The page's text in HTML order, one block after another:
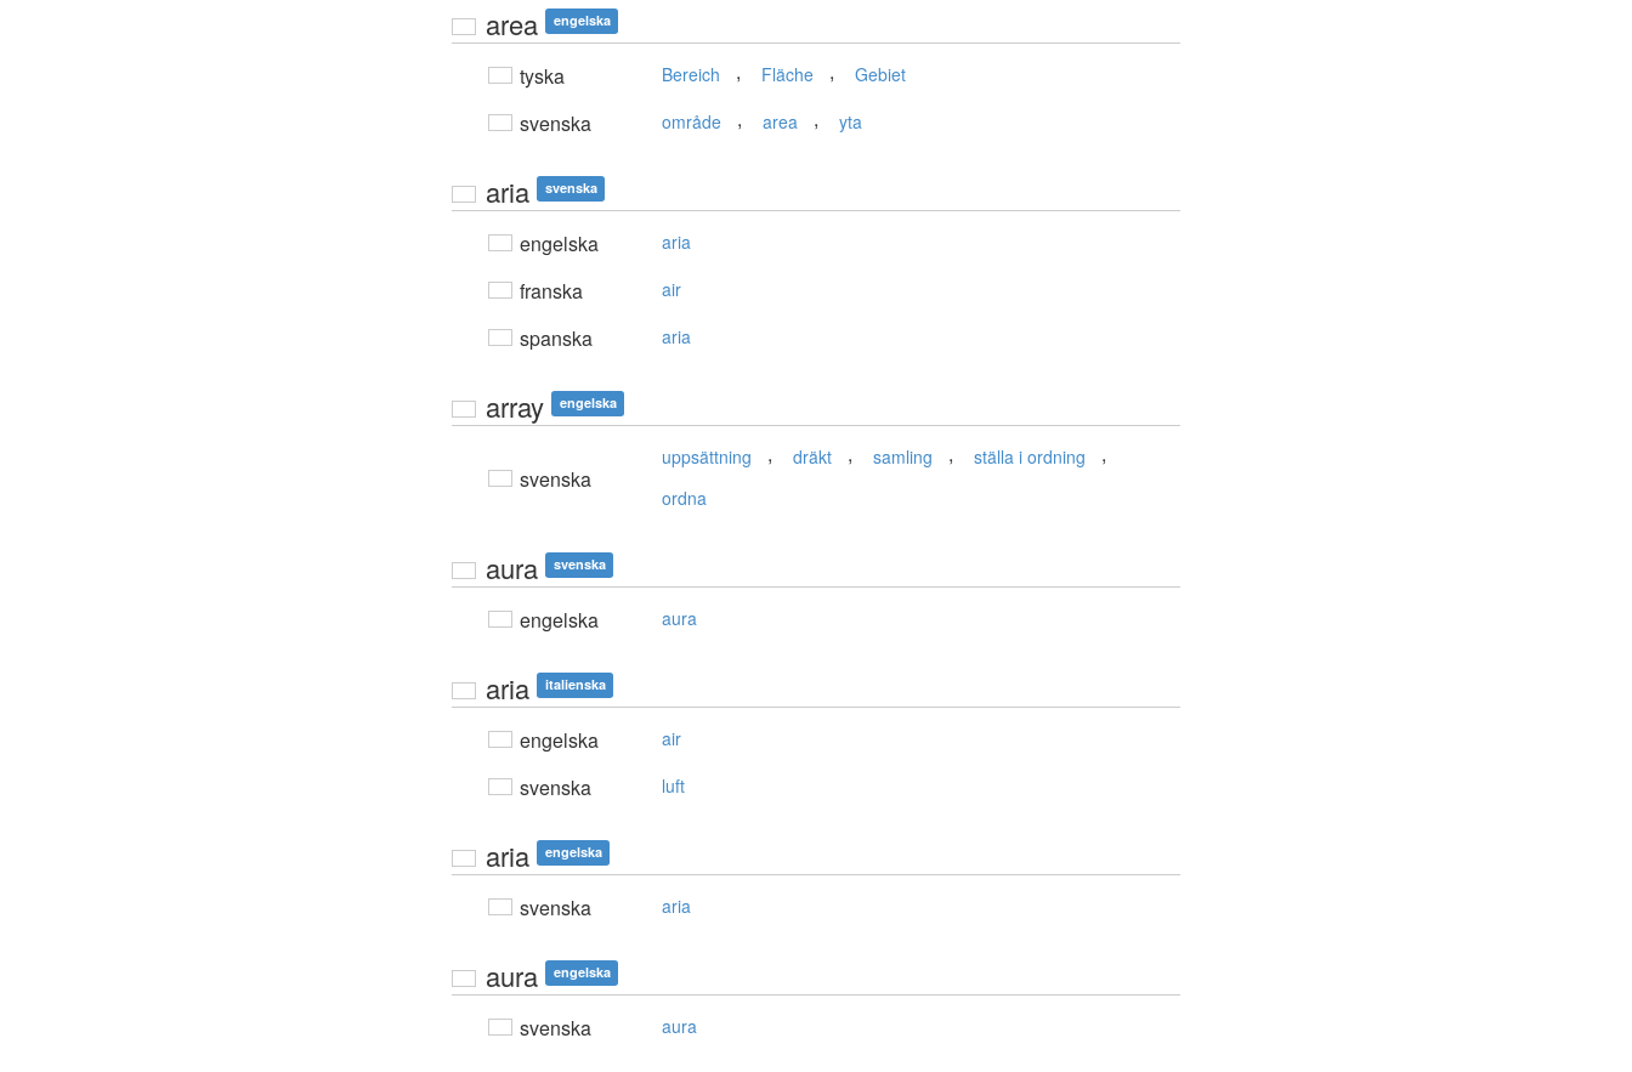
area engelska
tyska Bereich , Fläche , Gebiet
svenska område , area , yta
aria svenska
engelska aria
franska air
spanska aria
array engelska
svenska
uppsättning , dräkt , samling , ställa i ordning ,
ordna
aura svenska
engelska aura
aria italienska
engelska air
svenska luft
aria engelska
svenska aria
aura engelska
svenska aura